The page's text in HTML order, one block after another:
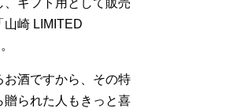
、ギフト用として販売
山崎 LIMITED
お酒ですから、その特
贈られた人もきっと喜